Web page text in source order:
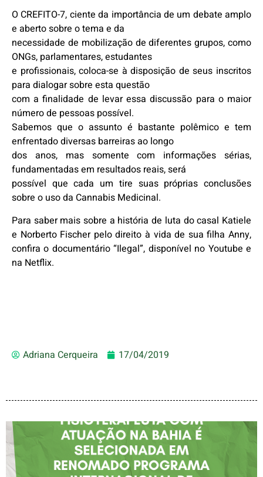
O CREFITO-7, ciente da importância de um debate amplo
e aberto sobre o tema e da
necessidade de mobilização de diferentes grupos, como
ONGs, parlamentares, estudantes
e profissionais, coloca-se à disposição de seus inscritos
para dialogar sobre esta questão
com a finalidade de levar essa discussão para o maior
número de pessoas possível.
Sabemos que o assunto é bastante polêmico e tem
enfrentado diversas barreiras ao longo
dos anos, mas somente com informações sérias,
fundamentadas em resultados reais, será
possível que cada um tire suas próprias conclusões
sobre o uso da Cannabis Medicinal.
Para saber mais sobre a história de luta do casal Katiele
e Norberto Fischer pelo direito à vida de sua filha Anny,
confira o documentário “Ilegal”, disponível no Youtube e
na Netflix.
Adriana Cerqueira 17/04/2019